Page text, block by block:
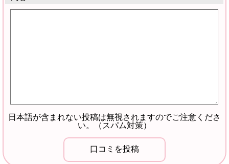
日本語が含まれない投稿は無視されますのでご注意くださ
い。（スパム対策）